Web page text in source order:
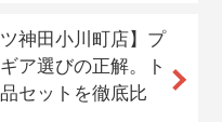
ガッツリ滑れます。当
キー場に到着し、宿泊
神田小川町店】プ
ア選びの正解。ト
セットを徹底比